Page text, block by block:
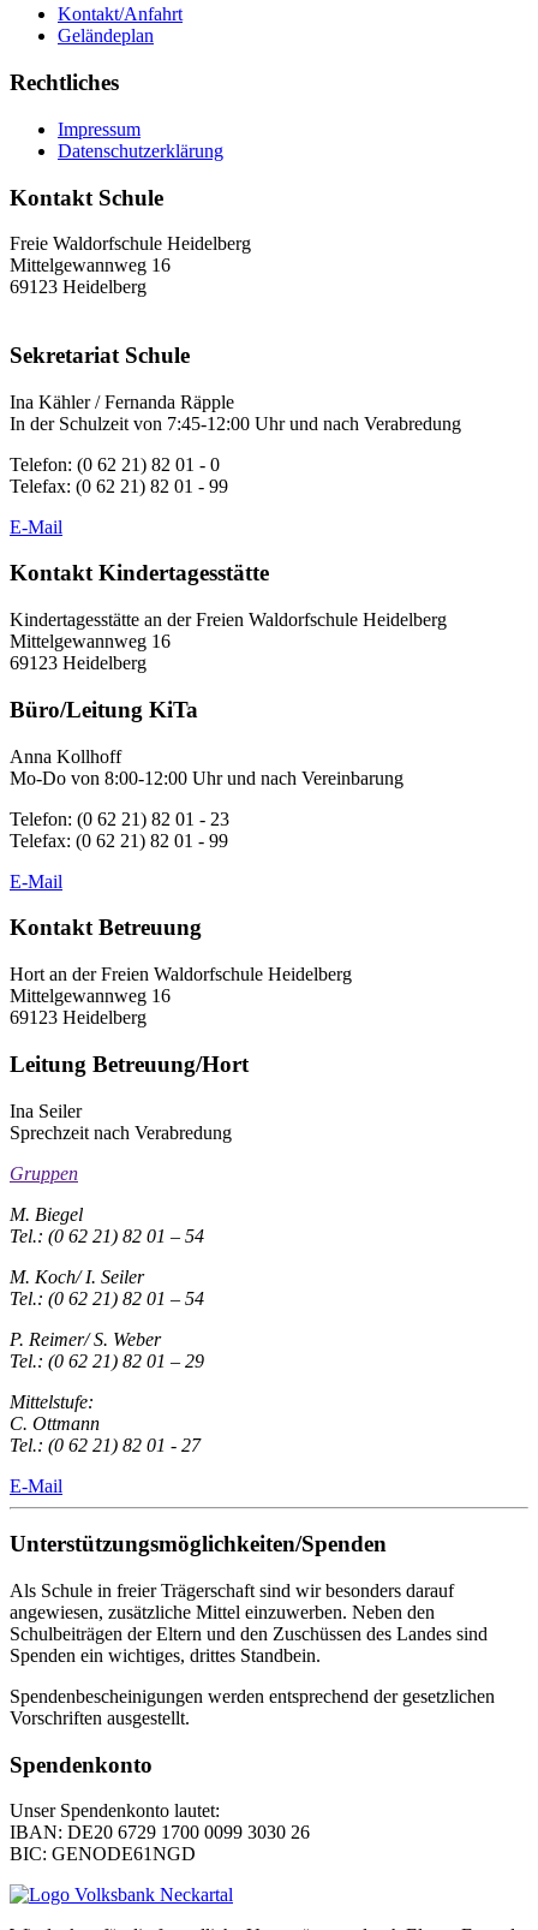
Kontakt/Anfahrt
Geländeplan
Rechtliches
Impressum
Datenschutzerklärung
Kontakt Schule
Freie Waldorfschule Heidelberg
Mittelgewannweg 16
69123 Heidelberg
Sekretariat Schule
Ina Kähler / Fernanda Räpple
In der Schulzeit von 7:45-12:00 Uhr und nach Verabredung
Telefon: (0 62 21) 82 01 - 0
Telefax: (0 62 21) 82 01 - 99
E-Mail
Kontakt Kindertagesstätte
Kindertagesstätte an der Freien Waldorfschule Heidelberg
Mittelgewannweg 16
69123 Heidelberg
Büro/Leitung KiTa
Anna Kollhoff
Mo-Do von 8:00-12:00 Uhr und nach Vereinbarung
Telefon: (0 62 21) 82 01 - 23
Telefax: (0 62 21) 82 01 - 99
E-Mail
Kontakt Betreuung
Hort an der Freien Waldorfschule Heidelberg
Mittelgewannweg 16
69123 Heidelberg
Leitung Betreuung/Hort
Ina Seiler
Sprechzeit nach Verabredung
Gruppen
M. Biegel
Tel.: (0 62 21) 82 01 – 54
M. Koch/ I. Seiler
Tel.: (0 62 21) 82 01 – 54
P. Reimer/ S. Weber
Tel.: (0 62 21) 82 01 – 29
Mittelstufe:
C. Ottmann
Tel.: (0 62 21) 82 01 - 27
E-Mail
Unterstützungsmöglichkeiten/Spenden
Als Schule in freier Trägerschaft sind wir besonders darauf
angewiesen, zusätzliche Mittel einzuwerben. Neben den
Schulbeiträgen der Eltern und den Zuschüssen des Landes sind
Spenden ein wichtiges, drittes Standbein.
Spendenbescheinigungen werden entsprechend der gesetzlichen
Vorschriften ausgestellt.
Spendenkonto
Unser Spendenkonto lautet:
IBAN: DE20 6729 1700 0099 3030 26
BIC: GENODE61NGD